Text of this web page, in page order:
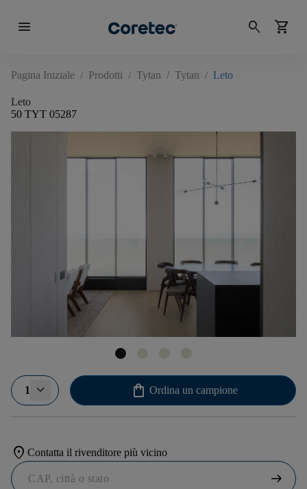
menu search shopping_cart
Pagina Iniziale / Prodotti / Tytan / Tytan / Leto
Leto
50 TYT 05287
1 shopping_bag Ordina un campione
location_on Contatta il rivenditore più vicino
arrow_right_alt